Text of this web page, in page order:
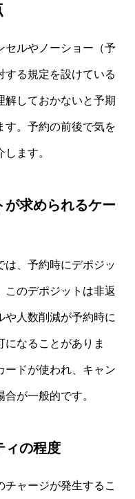
セルやノーショー（予
する規定を設けている
解しておかないと予期
す。予約の前後で気を
ます。
が求められるケー
は、予約時にデポジッ
このデポジットは非返
や人数削減が予約時に
なることがありま
ードが使われ、キャン
が一般的です。
ィの程度
チャージが発生するこ